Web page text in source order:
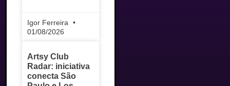
Igor Ferreira
01/08/2026
Artsy Club
Radar: iniciativa
conecta São